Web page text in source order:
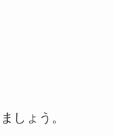
しょう。